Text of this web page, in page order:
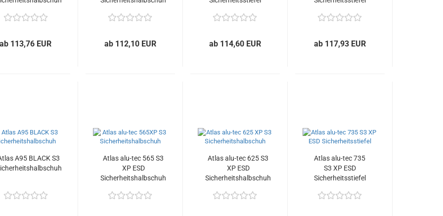
ab 113,76 EUR ab 112,10 EUR ab 114,60 EUR ab 117,93 EUR
A95 BLACK S3
Atlas alu-tec 565 S3
XP ESD
Sicherheitshalbschuh
Atlas alu-tec 625 S3
XP ESD
Sicherheitshalbschuh
Atlas alu-tec 735
S3 XP ESD
Sicherheitsstiefel